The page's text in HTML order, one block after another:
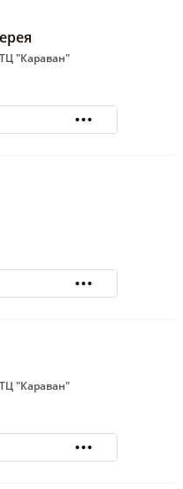
"Караван"
03
66
"Караван"
79